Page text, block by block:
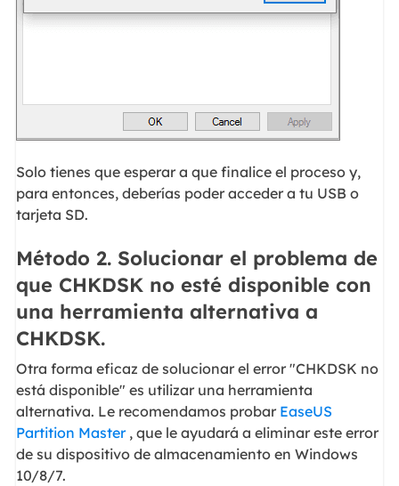
Solo tienes que esperar a que finalice el proceso y,
para entonces, deberías poder acceder a tu USB o
tarjeta SD.
Método 2. Solucionar el problema de
que CHKDSK no esté disponible con
una herramienta alternativa a
CHKDSK.
Otra forma eficaz de solucionar el error "CHKDSK no
está disponible" es utilizar una herramienta
alternativa. Le recomendamos probar EaseUS
Partition Master, que le ayudará a eliminar este error
de su dispositivo de almacenamiento en Windows
10/8/7.